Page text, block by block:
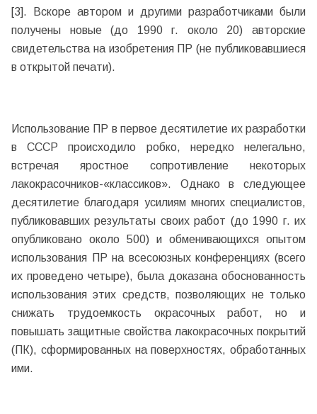
[3]. Вскоре автором и другими разработчиками были
получены новые (до 1990 г. около 20) авторские
свидетельства на изобретения ПР (не публиковавшиеся
в открытой печати).
Использование ПР в первое десятилетие их разработки
в СССР происходило робко, нередко нелегально,
встречая яростное сопротивление некоторых
лакокрасочников-«классиков». Однако в следующее
десятилетие благодаря усилиям многих специалистов,
публиковавших результаты своих работ (до 1990 г. их
опубликовано около 500) и обменивающихся опытом
использования ПР на всесоюзных конференциях (всего
их проведено четыре), была доказана обоснованность
использования этих средств, позволяющих не только
снижать трудоемкость окрасочных работ, но и
повышать защитные свойства лакокрасочных покрытий
(ПК), сформированных на поверхностях, обработанных
ими.